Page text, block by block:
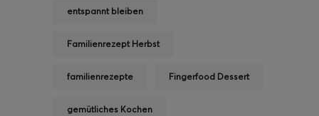
entspannt bleiben
Familienrezept Herbst
familienrezepte Fingerfood Dessert
gemütliches Kochen